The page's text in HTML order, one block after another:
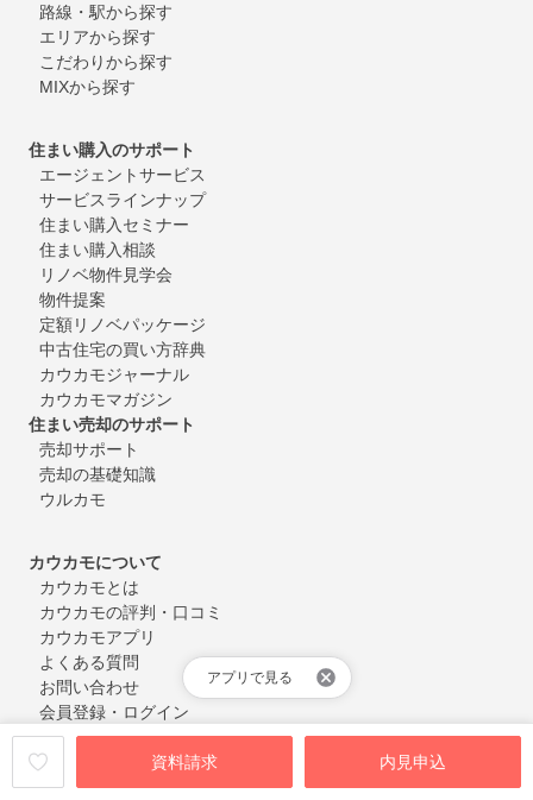
資料請求 内見申込
アプリで見る
路線・駅から探す
エリアから探す
こだわりから探す
MIXから探す
住まい購入のサポート
エージェントサービス
サービスラインナップ
住まい購入セミナー
住まい購入相談
リノベ物件見学会
物件提案
定額リノベパッケージ
中古住宅の買い方辞典
カウカモジャーナル
カウカモマガジン
住まい売却のサポート
売却サポート
売却の基礎知識
ウルカモ
カウカモについて
カウカモとは
カウカモの評判・口コミ
カウカモアプリ
よくある質問
お問い合わせ
会員登録・ログイン